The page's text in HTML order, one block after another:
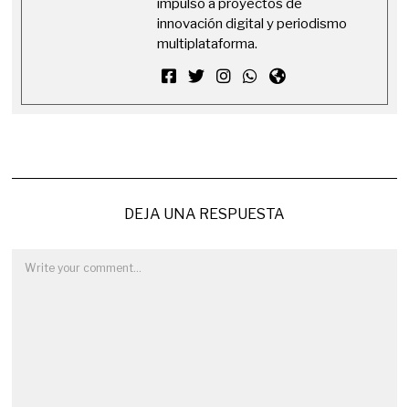
impulso a proyectos de
innovación digital y periodismo
multiplataforma.
DEJA UNA RESPUESTA